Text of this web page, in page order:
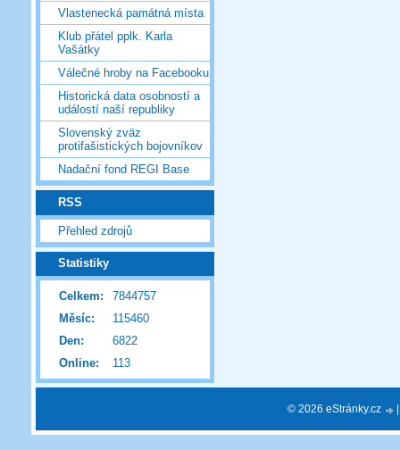
Vlastenecká památná místa
Klub přátel pplk. Karla
Vašátky
Válečné hroby na Facebooku
Historická data osobností a
událostí naší republiky
Slovenský zväz
protifašistických bojovníkov
Nadační fond REGI Base
RSS
Přehled zdrojů
Statistiky
Online: 113
Celkem:
7844757
Měsíc:
115460
Den:
6822
© 2026 eStránky.cz